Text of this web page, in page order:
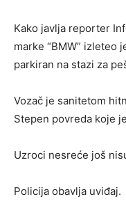
Kako javlja reporter
marke “BMW” izleteo
parkiran na stazi za
Vozač je sanitetom
Stepen povreda koje
Uzroci nesreće još
Policija obavlja uviđaj.